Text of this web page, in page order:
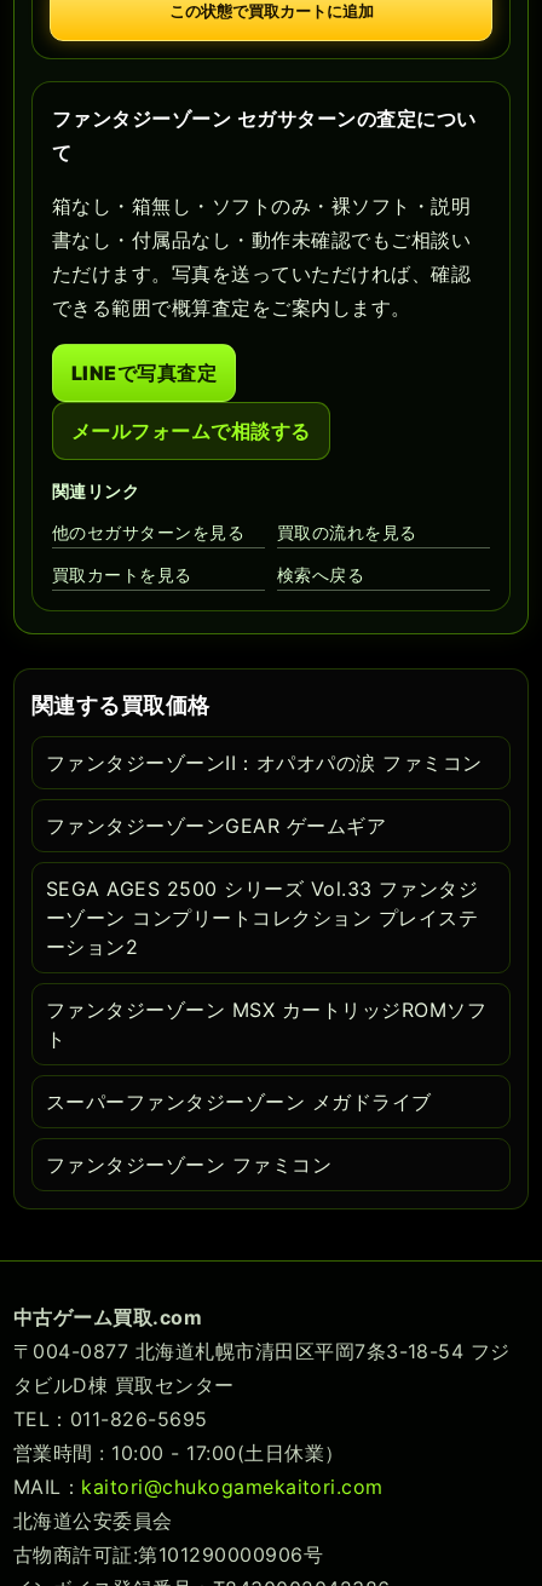
この状態で買取カートに追加
ファンタジーゾーン セガサターンの査定につい
て
箱なし・箱無し・ソフトのみ・裸ソフト・説明
書なし・付属品なし・動作未確認でもご相談い
ただけます。写真を送っていただければ、確認
できる範囲で概算査定をご案内します。
LINEで写真査定
メールフォームで相談する
関連リンク
他のセガサターンを見る
買取の流れを見る
買取カートを見る 検索へ戻る
関連する買取価格
ファンタジーゾーンII：オパオパの涙 ファミコン
ファンタジーゾーンGEAR ゲームギア
SEGA AGES 2500 シリーズ Vol.33 ファンタジ
ーゾーン コンプリートコレクション プレイステ
ーション2
ファンタジーゾーン MSX カートリッジROMソフ
ト
スーパーファンタジーゾーン メガドライブ
ファンタジーゾーン ファミコン
中古ゲーム買取.com
〒004-0877 北海道札幌市清田区平岡7条3-18-54 フジ
タビルD棟 買取センター
TEL：011-826-5695
営業時間 : 10:00 - 17:00(土日休業）
MAIL： kaitori@chukogamekaitori.com
北海道公安委員会
古物商許可証:第101290000906号